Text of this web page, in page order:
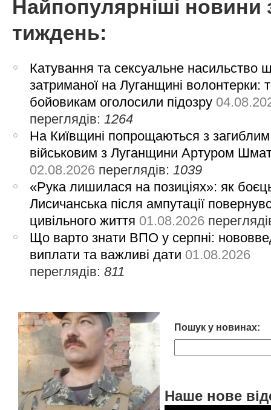
Найпопулярніші новини
тиждень:
Катування та сексуальне насильство
затриманої на Луганщині волонтерки:
бойовикам оголосили підозру
переглядів: 1264
На Київщині попрощаються з загиблим
військовим з Луганщини Артуром
02.08.2026 переглядів: 1039
«Рука лишилася на позиціях»: як
Лисичанська після ампутації
цивільного життя 01.08.2026
Що варто знати ВПО у серпні:
виплати та важливі дати 01.08.2026
переглядів:811
Пошук у новинах:
Наше нове